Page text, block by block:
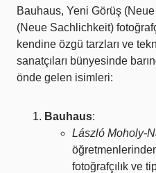
Bauhaus, Yeni Görüş
(Neue Sachlichkeit)
kendine özgü tarzları ve
sanatçıları bünyesinde
önde gelen isimleri:
Bauhaus:
László Moholy-
fotoğrafçılık ve